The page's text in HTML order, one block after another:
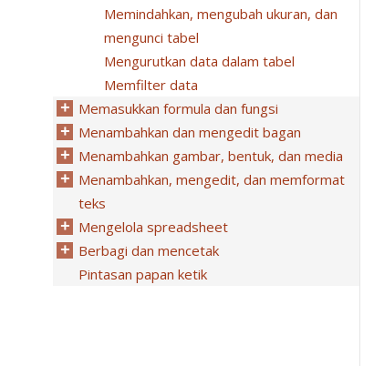
Memindahkan, mengubah ukuran, dan
mengunci tabel
Mengurutkan data dalam tabel
Memfilter data
Memasukkan formula dan fungsi
Menambahkan dan mengedit bagan
Menambahkan gambar, bentuk, dan media
Menambahkan, mengedit, dan memformat
teks
Mengelola spreadsheet
Berbagi dan mencetak
Pintasan papan ketik